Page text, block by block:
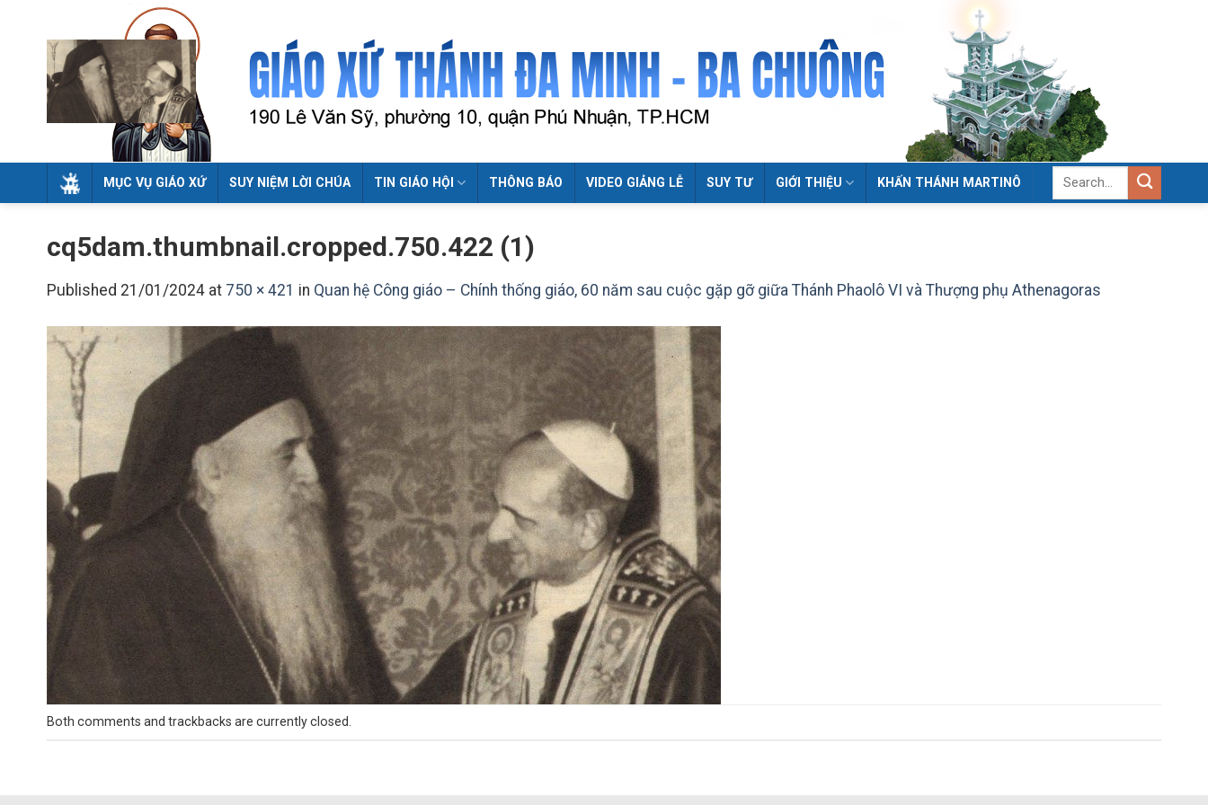
content
MỤC VỤ GIÁO XỨ SUY NIỆM LỜI CHÚA TIN GIÁO HỘI THÔNG BÁO VIDEO GIẢNG LỄ SUY TƯ GIỚI THIỆU KHẤN THÁNH MARTINÔ
cq5dam.thumbnail.cropped.750.422 (1)
Published 21/01/2024 at 750 × 421 in Quan hệ Công giáo – Chính thống giáo, 60 năm sau cuộc gặp gỡ giữa Thánh Phaolô VI và Thượng phụ Athenagoras
Both comments and trackbacks are currently closed.